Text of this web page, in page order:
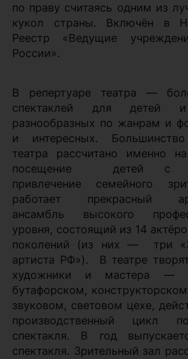
по праву считаясь одним из
кукол страны. Включён в
Реестр «Ведущие
России».
В репертуаре театра —
спектаклей для детей и
разнообразных по жанрам и
и интересных. Большинство
театра рассчитано именно
посещение детей с
привлечение семейного
работает прекрасный
ансамбль высокого
уровня, состоящий из 14
поколений (из них — три
артиста РФ»). В театре
художники и мастера —
бутафорском,
звуковом, световом цехе,
производственный цикл
спектакля. В год
спектакля. Зрительный зал